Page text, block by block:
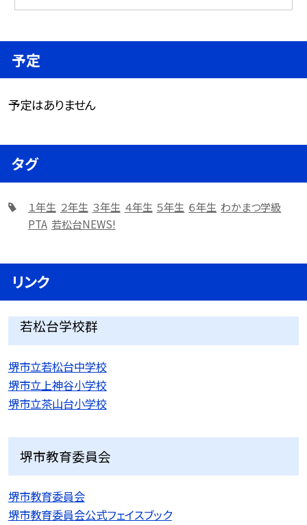
予定
予定はありません
タグ
１年生 ２年生 ３年生 ４年生 ５年生 ６年生 わかまつ学級
PTA 若松台NEWS!
リンク
若松台学校群
堺市立若松台中学校
堺市立上神谷小学校
堺市立茶山台小学校
堺市教育委員会
堺市教育委員会
堺市教育委員会公式フェイスブック